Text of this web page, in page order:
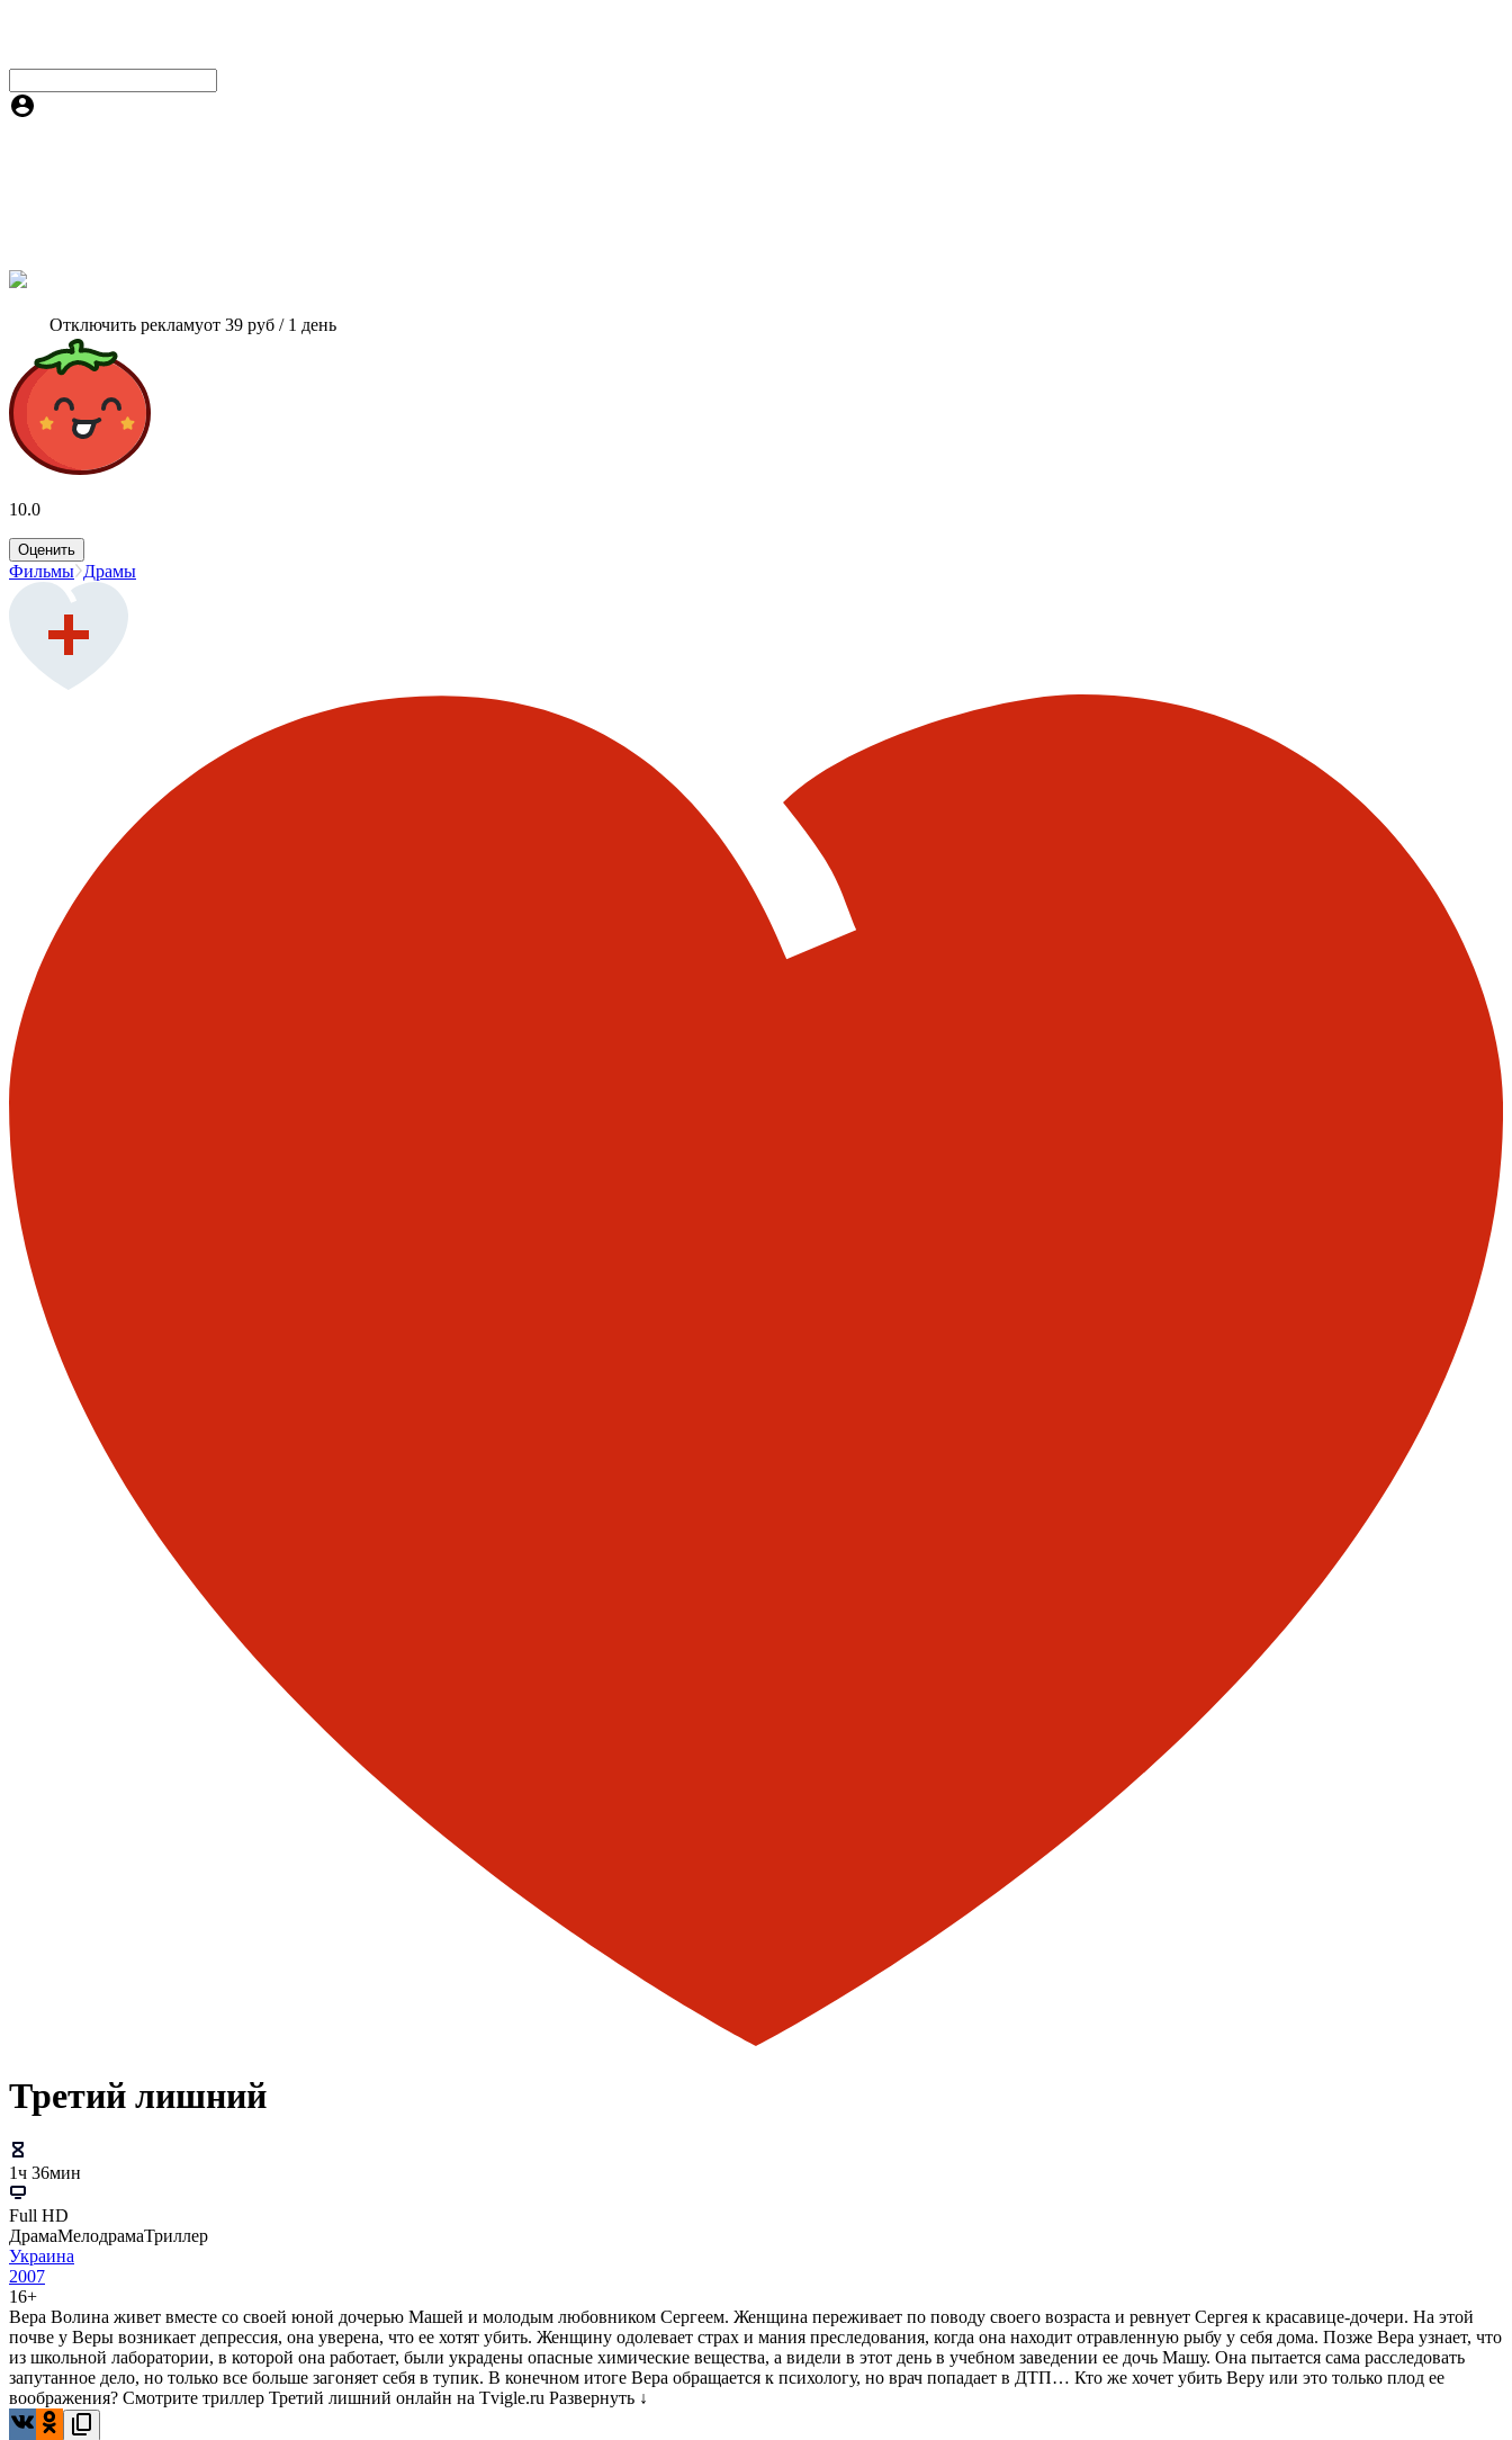
Отключить рекламуот 39 руб / 1 день
10.0
Оценить
Фильмы Драмы
Третий лишний
1ч 36мин
Full HD
ДрамаМелодрамаТриллер
Украина
2007
16+
Вера Волина живет вместе со своей юной дочерью Машей и молодым любовником Сергеем. Женщина переживает по поводу своего возраста и ревнует Сергея к красавице-дочери. На этой
почве у Веры возникает депрессия, она уверена, что ее хотят убить. Женщину одолевает страх и мания преследования, когда она находит отравленную рыбу у себя дома. Позже Вера узнает, что
из школьной лаборатории, в которой она работает, были украдены опасные химические вещества, а видели в этот день в учебном заведении ее дочь Машу. Она пытается сама расследовать
запутанное дело, но только все больше загоняет себя в тупик. В конечном итоге Вера обращается к психологу, но врач попадает в ДТП… Кто же хочет убить Веру или это только плод ее
воображения? Смотрите триллер Третий лишний онлайн на Tvigle.ru Развернуть ↓